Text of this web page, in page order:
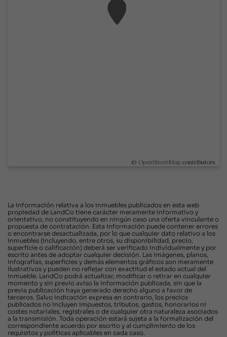
© OpenStreetMap contributors.
La información relativa a los inmuebles publicados en esta web
propiedad de LandCo tiene carácter meramente informativo y
orientativo, no constituyendo en ningún caso una oferta vinculante o
propuesta de contratación. Esta información puede contener errores
o encontrarse desactualizada, por lo que cualquier dato relativo a los
inmuebles (incluyendo, entre otros, su disponibilidad, precio,
superficie o calificación) deberá ser verificado individualmente y por
escrito antes de adoptar cualquier decisión. Las imágenes, planos,
infografías, superficies y demás elementos gráficos son meramente
ilustrativos y pueden no reflejar con exactitud el estado actual del
inmueble. LandCo podrá actualizar, modificar o retirar en cualquier
momento y sin previo aviso la información publicada, sin que la
previa publicación haya generado derecho alguno a favor de
terceros. Salvo indicación expresa en contrario, los precios
publicados no incluyen impuestos, tributos, gastos, honorarios ni
costes notariales, registrales o de cualquier otra naturaleza asociados
a la transmisión. Toda operación estará sujeta a la formalización del
correspondiente acuerdo por escrito y al cumplimiento de los
requisitos y políticas aplicables en cada caso.